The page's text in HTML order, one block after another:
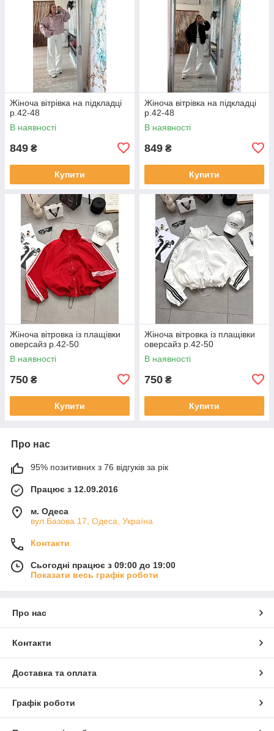
Жіноча вітрівка на підкладці
р.42-48
В наявності
849 ₴
Купити
Жіноча вітрівка на підкладці
р.42-48
В наявності
849 ₴
Купити
Жіноча вітровка із плащівки
оверсайз р.42-50
В наявності
750 ₴
Купити
Жіноча вітровка із плащівки
оверсайз р.42-50
В наявності
750 ₴
Купити
Про нас
95% позитивних з 76 відгуків за рік
Працює з 12.09.2016
м. Одеса
вул.Базова 17, Одеса, Україна
Контакти
Сьогодні працює з 09:00 до 19:00
Показати весь графік роботи
Про нас
Контакти
Доставка та оплата
Графік роботи